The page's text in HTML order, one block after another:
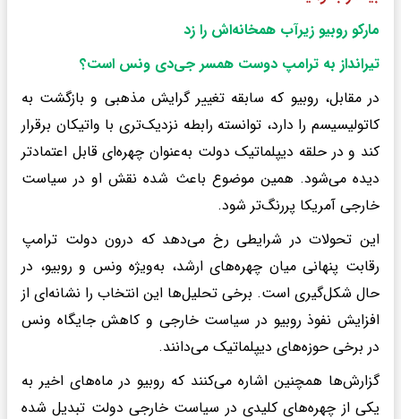
مارکو روبیو زیرآب همخانه‌اش را زد
تیرانداز به ترامپ دوست همسر جی‌دی ونس است؟
در مقابل، روبیو که سابقه تغییر گرایش مذهبی و بازگشت به
کاتولیسیسم را دارد، توانسته رابطه نزدیک‌تری با واتیکان برقرار
کند و در حلقه دیپلماتیک دولت به‌عنوان چهره‌ای قابل اعتمادتر
دیده می‌شود. همین موضوع باعث شده نقش او در سیاست
خارجی آمریکا پررنگ‌تر شود.
این تحولات در شرایطی رخ می‌دهد که درون دولت ترامپ
رقابت پنهانی میان چهره‌های ارشد، به‌ویژه ونس و روبیو، در
حال شکل‌گیری است. برخی تحلیل‌ها این انتخاب را نشانه‌ای از
افزایش نفوذ روبیو در سیاست خارجی و کاهش جایگاه ونس
در برخی حوزه‌های دیپلماتیک می‌دانند.
گزارش‌ها همچنین اشاره می‌کنند که روبیو در ماه‌های اخیر به
یکی از چهره‌های کلیدی در سیاست خارجی دولت تبدیل شده